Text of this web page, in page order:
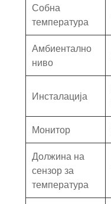
Собна
температура
Амбиентално
ниво
Инсталација
Монитор
Должина на
сензор за
температура